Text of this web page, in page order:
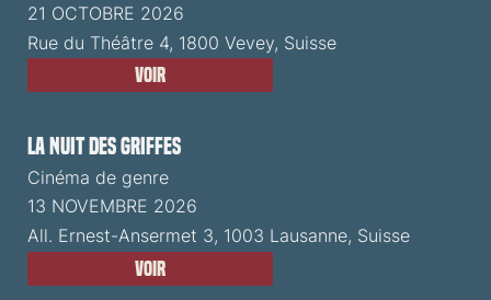
21 OCTOBRE 2026
Rue du Théâtre 4, 1800 Vevey, Suisse
Voir
La Nuit des Griffes
Cinéma de genre
13 NOVEMBRE 2026
All. Ernest-Ansermet 3, 1003 Lausanne, Suisse
Voir